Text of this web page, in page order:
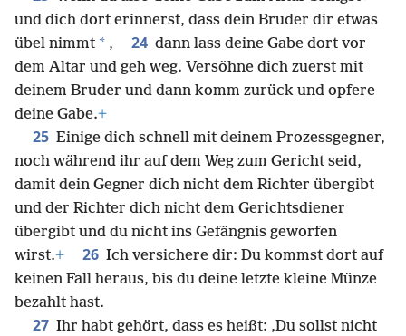
und dich dort erinnerst, dass dein Bruder dir etwas
übel nimmt * , 24 dann lass deine Gabe dort vor
dem Altar und geh weg. Versöhne dich zuerst mit
deinem Bruder und dann komm zurück und opfere
deine Gabe.+
25 Einige dich schnell mit deinem Prozessgegner,
noch während ihr auf dem Weg zum Gericht seid,
damit dein Gegner dich nicht dem Richter übergibt
und der Richter dich nicht dem Gerichtsdiener
übergibt und du nicht ins Gefängnis geworfen
wirst.+ 26 Ich versichere dir: Du kommst dort auf
keinen Fall heraus, bis du deine letzte kleine Münze
bezahlt hast.
27 Ihr habt gehört, dass es heißt: ‚Du sollst nicht